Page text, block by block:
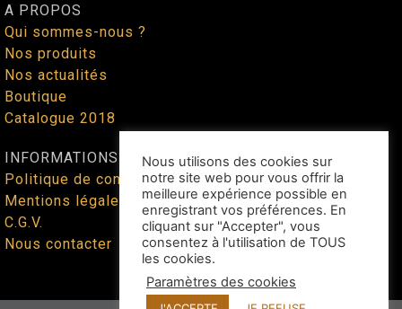
A PROPOS
Qui sommes-nous ?
Nos produits
Nos actualités
Boutique
Catalogue 2018
INFORMATIONS
Politique de confidentialité
Mentions légales
C.G.V.
Nous contacter
Nous utilisons des cookies sur
notre site web pour vous offrir la
meilleure expérience possible en
enregistrant vos préférences. En
cliquant sur "Accepter", vous
consentez à l'utilisation de TOUS
les cookies.
Paramètres des cookies